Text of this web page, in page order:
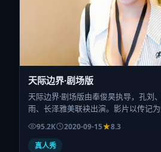
天际边界·剧场版
天际边界·剧场版由奉俊昊执导，孔刘
雨、长泽雅美联袂出演。影片以传记
在美国，借跨文化视角下的群像碰撞
2020年9月15日于美国首映（国庆档前
适合喜欢强情节与细腻表演的观众。
95.2K 2020-09-15
8.3
真人秀